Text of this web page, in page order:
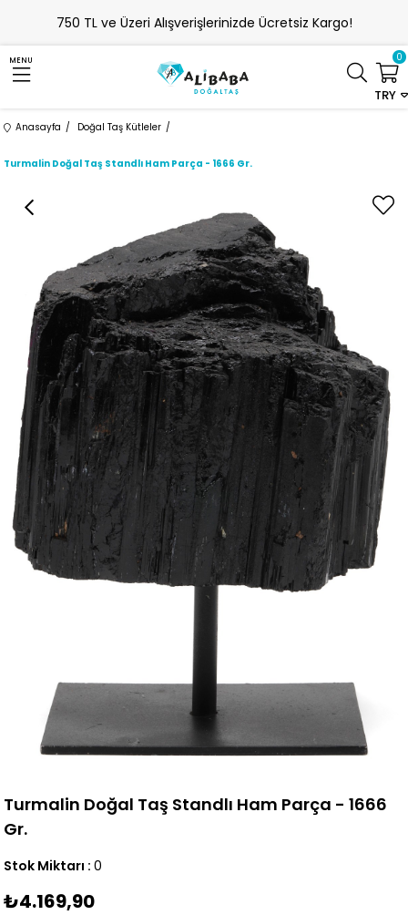
750 TL ve Üzeri Alışverişlerinizde Ücretsiz Kargo!
MENU
TRY
0
Anasayfa Doğal Taş Kütleler
Turmalin Doğal Taş Standlı Ham Parça - 1666 Gr.
Turmalin Doğal Taş Standlı Ham Parça - 1666
Gr.
Stok Miktarı : 0
₺4.169,90